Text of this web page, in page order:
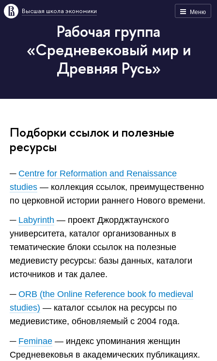
Меню
Высшая школа экономики
Рабочая группа
«Средневековый мир и
Древняя Русь»
Подборки ссылок и полезные
ресурсы
Centre for Reformation and Renaissance
studies — коллекция ссылок, преимущественно
по церковной истории раннего Нового времени.
Labyrinth — проект Джорджтаунского
университета, каталог организованных в
тематические блоки ссылок на полезные
медиевисту ресурсы: базы данных, каталоги
источников и так далее.
ORB (the Online Reference book fo medieval
studies) — каталог ссылок на ресурсы по
медиевистике, обновляемый с 2004 года.
Feminae — индекс упоминания женщин
Средневековья в академических публикациях.